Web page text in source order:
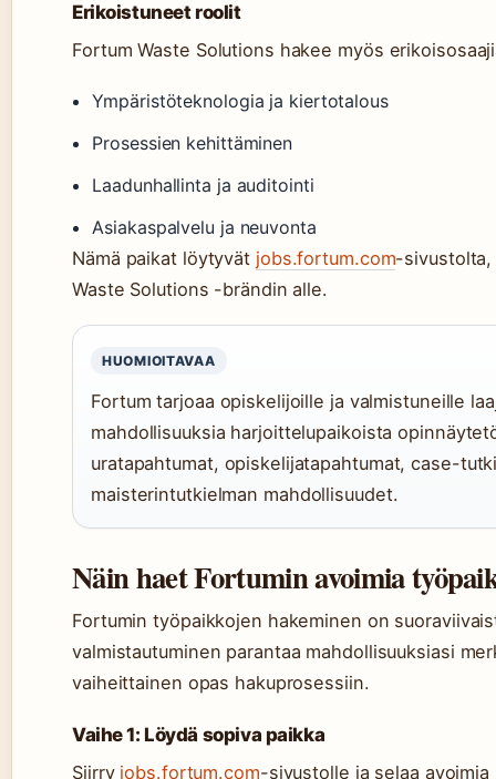
Erikoistuneet roolit
Fortum Waste Solutions hakee myös
Ympäristöteknologia ja kiertotalous
Prosessien kehittäminen
Laadunhallinta ja auditointi
Asiakaspalvelu ja neuvonta
Nämä paikat löytyvät jobs.fortum.com-sivustolta,
Waste Solutions -brändin alle.
HUOMIOITAVAA
Fortum tarjoaa opiskelijoille ja valmistuneille
mahdollisuuksia harjoittelupaikoista
uratapahtumat, opiskelijatapahtumat, case-
maisterintutkielman mahdollisuudet.
Näin haet Fortumin avoimia
Fortumin työpaikkojen hakeminen on
valmistautuminen parantaa mahdollisuuksiasi
vaiheittainen opas hakuprosessiin.
Vaihe 1: Löydä sopiva paikka
Siirry jobs.fortum.com-sivustolle ja selaa